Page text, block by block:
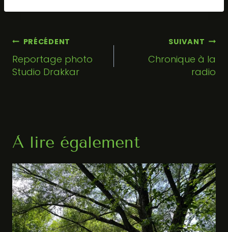
Navigation
de
l'article
PRÉCÉDENT
Reportage photo
Studio Drakkar
SUIVANT
Chronique à la
radio
À lire également